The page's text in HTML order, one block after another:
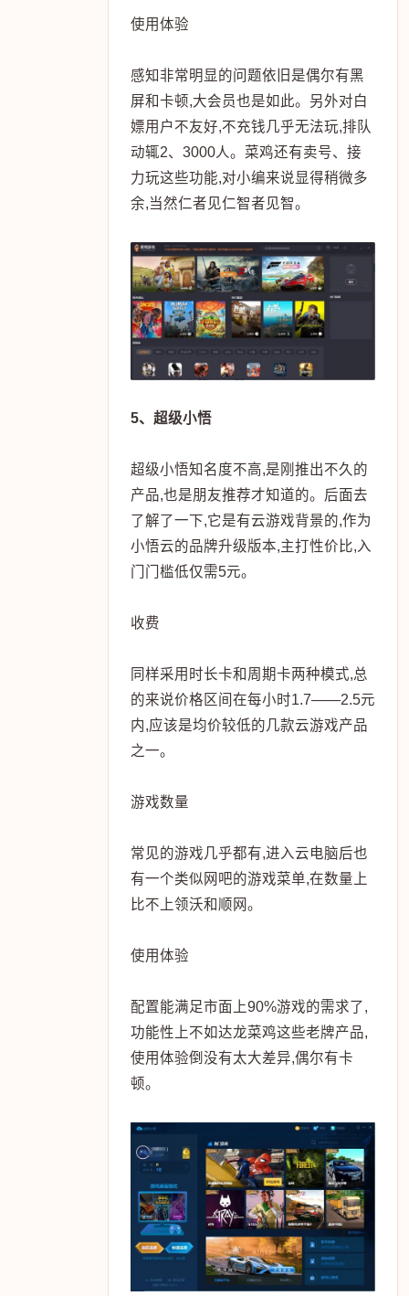
使用体验
感知非常明显的问题依旧是偶尔有黑
屏和卡顿,大会员也是如此。另外对白
嫖用户不友好,不充钱几乎无法玩,排队
动辄2、3000人。菜鸡还有卖号、接
力玩这些功能,对小编来说显得稍微多
余,当然仁者见仁智者见智。
5、超级小悟
超级小悟知名度不高,是刚推出不久的
产品,也是朋友推荐才知道的。后面去
了解了一下,它是有云游戏背景的,作为
小悟云的品牌升级版本,主打性价比,入
门门槛低仅需5元。
收费
同样采用时长卡和周期卡两种模式,总
的来说价格区间在每小时1.7——2.5元
内,应该是均价较低的几款云游戏产品
之一。
游戏数量
常见的游戏几乎都有,进入云电脑后也
有一个类似网吧的游戏菜单,在数量上
比不上领沃和顺网。
使用体验
配置能满足市面上90%游戏的需求了,
功能性上不如达龙菜鸡这些老牌产品,
使用体验倒没有太大差异,偶尔有卡
顿。